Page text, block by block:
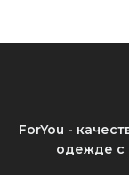
ForYou -
одежде с